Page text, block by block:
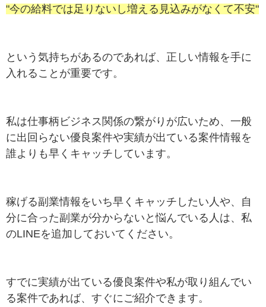
"今の給料では足りないし増える見込みがなくて不安"
という気持ちがあるのであれば、正しい情報を手に
入れることが重要です。
私は仕事柄ビジネス関係の繋がりが広いため、一般
に出回らない優良案件や実績が出ている案件情報を
誰よりも早くキャッチしています。
稼げる副業情報をいち早くキャッチしたい人や、自
分に合った副業が分からないと悩んでいる人は、私
のLINEを追加しておいてください。
すでに実績が出ている優良案件や私が取り組んでい
る案件であれば、すぐにご紹介できます。